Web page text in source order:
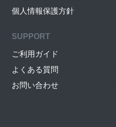
個人情報保護方針
SUPPORT
ご利用ガイド
よくある質問
お問い合わせ